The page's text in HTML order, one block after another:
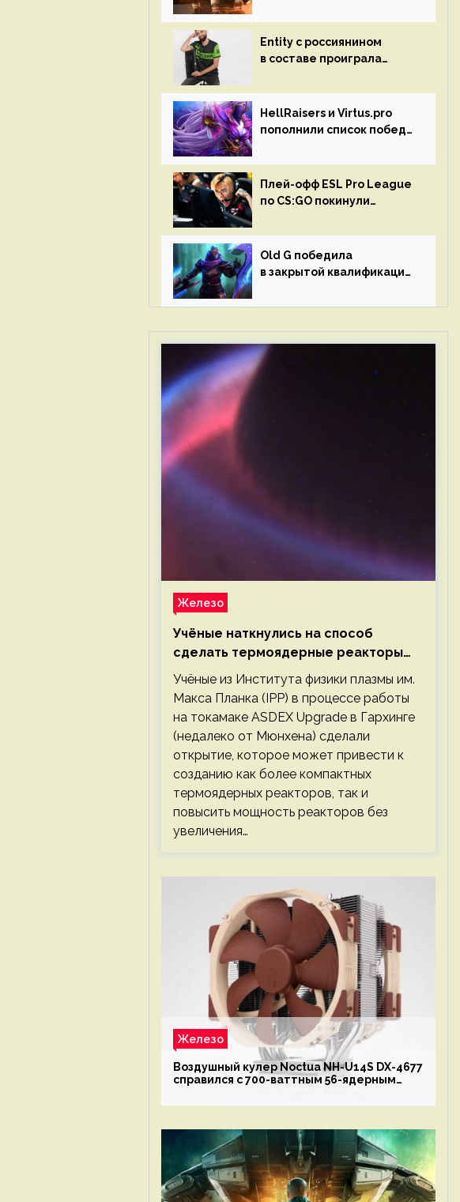
GO
Entity с россиянином
в составе проиграла
Circuit 2023
HellRaisers и Virtus.pro
пополнили список побед
Плей-офф ESL Pro League
по CS:GO покинули
Old G победила
в закрытой квалификации
Западной Европы
Железо
Учёные наткнулись на способ
сделать термоядерные реакторы
более компактными или мощными
Учёные из Института физики плазмы им.
Макса Планка (IPP) в процессе работы
на токамаке ASDEX Upgrade в Гархинге
(недалеко от Мюнхена) сделали
открытие, которое может привести к
созданию как более компактных
термоядерных реакторов, так и
повысить мощность реакторов без
увеличения…
Железо
Воздушный кулер Noctua NH-U14S DX-4677
справился с 700-ваттным 56-ядерным